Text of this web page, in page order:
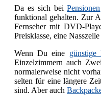
Da es sich beiPensionen
funktional gehalten. Zur
Fernseher mit DVD-
Preisklasse, eine
Wenn Du eine günstige
Einzelzimmern auch
normalerweise nicht
selten für eine längere
sind. Aber auch